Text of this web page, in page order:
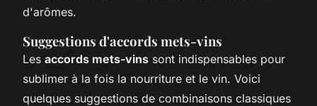
d'arômes.
Suggestions d'accords mets-vins
Les accords mets-vins sont indispensables pour
sublimer à la fois la nourriture et le vin. Voici
quelques suggestions de combinaisons classiques